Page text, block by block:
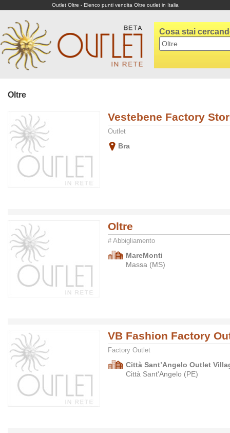
Outlet Oltre - Elenco punti vendita Oltre outlet in Italia
Cosa stai
Oltre
Vestebene Factory
Outlet
Bra
Oltre
# Abbigliamento
MareMonti
Massa (MS)
VB Fashion Factory
Factory Outlet
Città Sant’Angelo Outlet
Città Sant'Angelo (PE)